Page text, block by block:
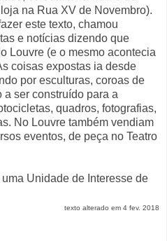
na Rua XV de Novembro).
este texto, chamou
e notícias dizendo que
Louvre (e o mesmo acontecia
coisas expostas ia desde
por esculturas, coroas de
ser construído para a
quadros, fotografias,
No Louvre também vendiam
eventos, de peça no Teatro
Unidade de Interesse de
texto alterado em 4 fev. 2018